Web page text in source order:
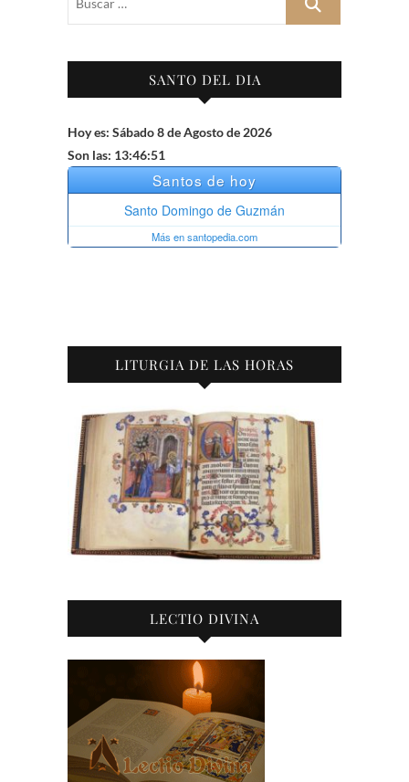
SANTO DEL DIA
Hoy es: Sábado 8 de Agosto de 2026
Son las: 13:46:52
LITURGIA DE LAS HORAS
LECTIO DIVINA